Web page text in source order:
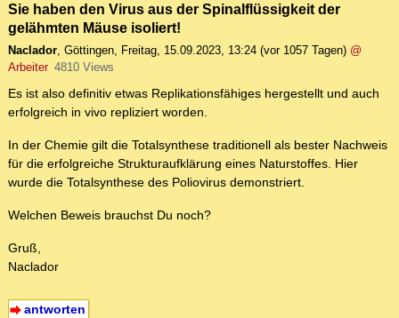
Sie haben den Virus aus der Spinalflüssigkeit der
gelähmten Mäuse isoliert!
Naclador, Göttingen, Freitag, 15.09.2023, 13:24 (vor 1057 Tagen) @
Arbeiter 4810 Views
Es ist also definitiv etwas Replikationsfähiges hergestellt und auch
erfolgreich in vivo repliziert worden.
In der Chemie gilt die Totalsynthese traditionell als bester Nachweis
für die erfolgreiche Strukturaufklärung eines Naturstoffes. Hier
wurde die Totalsynthese des Poliovirus demonstriert.
Welchen Beweis brauchst Du noch?
Gruß,
Naclador
antworten